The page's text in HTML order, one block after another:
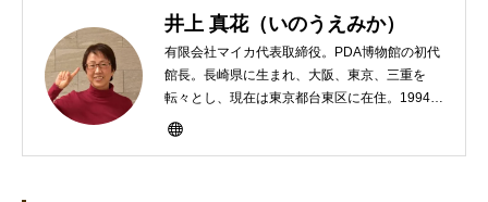
井上 真花（いのうえみか）
有限会社マイカ代表取締役。PDA博物館の初代
館長。長崎県に生まれ、大阪、東京、三重を
転々とし、現在は東京都台東区に在住。1994年
にHP100LXと出会ったのをきかっけに、フリ